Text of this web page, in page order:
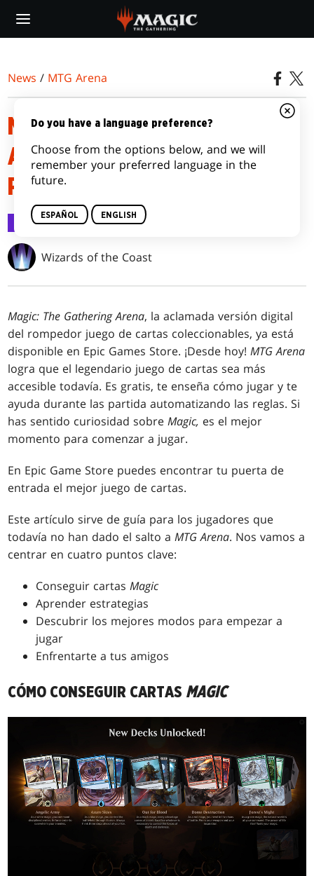
main
News / MTG Arena
MAGIC: THE GATHERING
ARENA – GUÍA PARA
PRINCIPIANTES
MTG Arena 18 ene 2020
Wizards of the Coast
Magic: The Gathering Arena, la aclamada versión digital
del rompedor juego de cartas coleccionables, ya está
disponible en Epic Games Store. ¡Desde hoy!MTG Arena
logra que el legendario juego de cartas sea más
accesible todavía. Es gratis, te enseña cómo jugar y te
ayuda durante las partida automatizando las reglas. Si
has sentido curiosidad sobreMagic, es el mejor
momento para comenzar a jugar.
En Epic Game Store puedes encontrar tu puerta de
entrada el mejor juego de cartas.
Este artículo sirve de guía para los jugadores que
todavía no han dado el salto aMTG Arena. Nos vamos a
centrar en cuatro puntos clave:
Conseguir cartasMagic
Aprender estrategias
Descubrir los mejores modos para empezar a
jugar
Enfrentarte a tus amigos
CÓMO CONSEGUIR CARTAS MAGIC
Do you have a language preference?
Choose from the options below, and we will
remember your preferred language in the
future.
ESPAÑOL ENGLISH